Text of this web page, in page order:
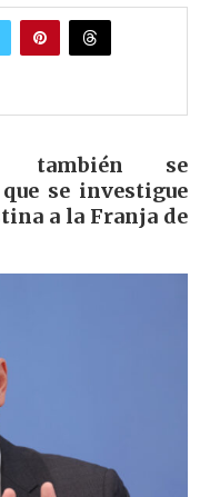
también se
se investigue
a la Franja de